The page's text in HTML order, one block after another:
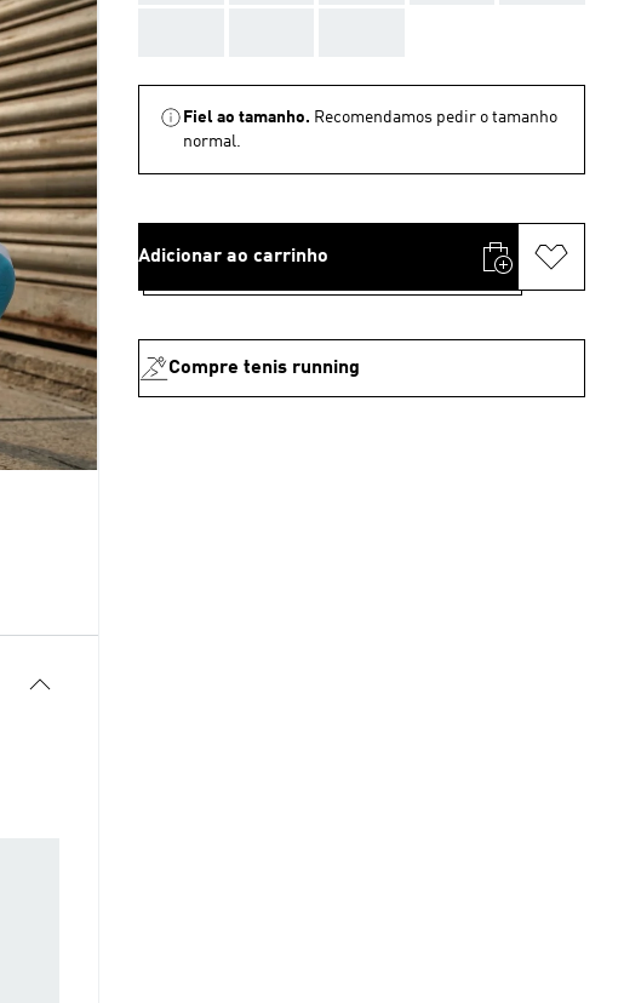
Fiel ao tamanho. Recomendamos pedir o tamanho
normal.
Adicionar ao carrinho
Compre tenis running